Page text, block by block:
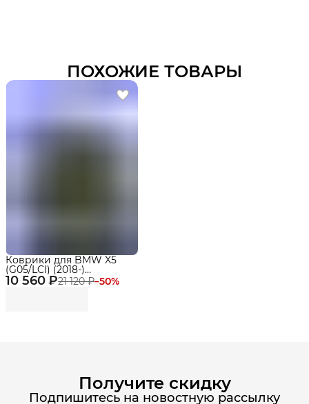
ПОХОЖИЕ ТОВАРЫ
10 560 ₽21 120 ₽−50%
Коврики для BMW X5
(G05/LCI) (2018-)
Premium ("EVA 3D") в
cалон
Получите скидку
Подпишитесь на новостную рассылку